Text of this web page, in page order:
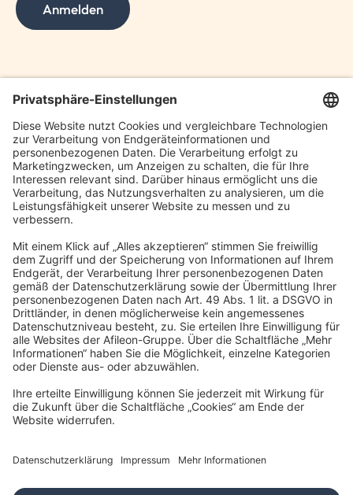
Anmelden
Bartsch und Kollegen Steuerberatung GmbH /
Conradt, Bartsch & Kollegen GmbH
Heidenkampsweg 74-76
20097 Hamburg
info@bartsch-kollegen.de
Impressum
Datenschutz
Barrierefreiheit
Cookies